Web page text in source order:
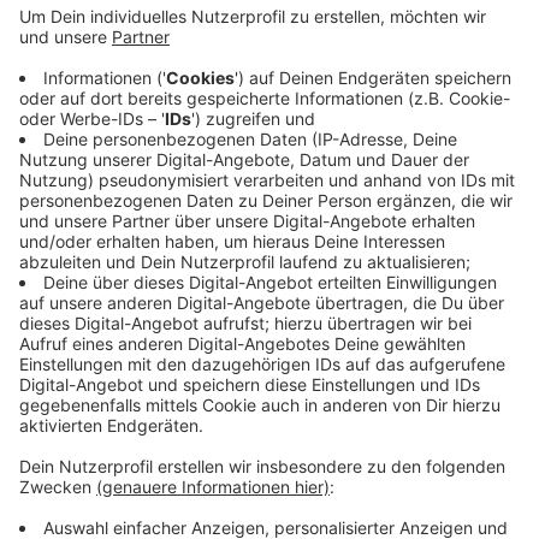
Der Angeklagte soll Anfang Juli 2024 nachts um 03:50
Uhr eine Wohnungstür in einem Mehrfamilienhaus in
Krefeld gewaltsam geöffnet haben. Laut Anklage
habe er mit der Machete mehrfach in Richtung des
Körpers des Geschädigten gestochen. Es kam zu
einem Gerangel, bei dem der Angeklagte schließlich
mit einer Umhängetasche, 40 Euro und Papieren des
Geschädigten floh.
Anzeige